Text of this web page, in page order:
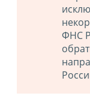
ФНС